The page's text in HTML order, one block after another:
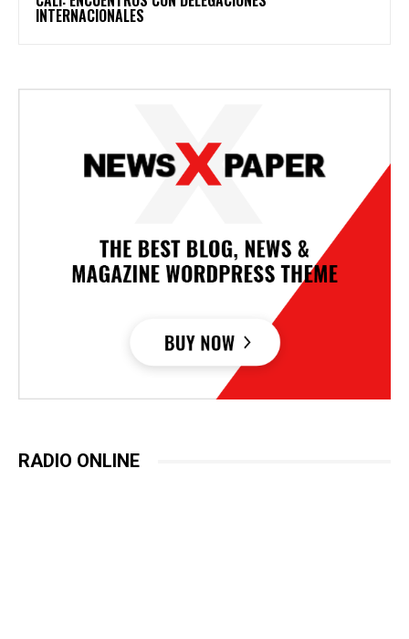
INTERNACIONALES
RADIO ONLINE